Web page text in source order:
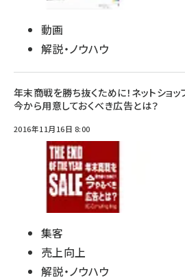
動画
解説・ノウハウ
年末商戦を勝ち抜くために！ネットショッ
今から用意しておくべき広告とは？
2016年11月16日 8:00
集客
売上向上
解説・ノウハウ